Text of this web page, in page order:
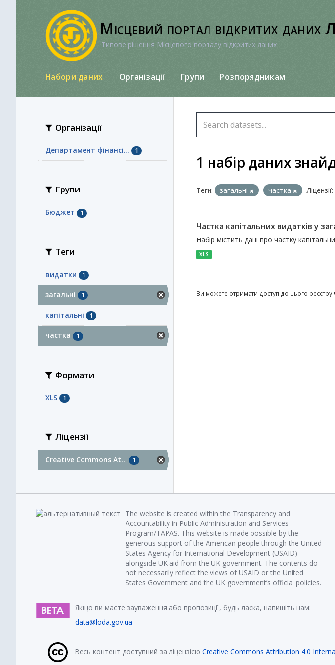
Місцевий портал відкритих даних
Типове рішення Місцевого порталу відкритих даних
Набори даних Організації Групи Розпорядникам
Організації
Департамент фінансі... 1
Групи
Бюджет 1
Теги
видатки 1
загальні 1
капітальні 1
частка 1
Формати
XLS 1
Ліцензії
Creative Commons At... 1
1 набір даних
Теги: загальні частка Ліцензії:
Частка капітальних видатків у
Набір містить дані про частку
XLS
Ви можете отримати доступ до цього реєстру
The website is created within the Transparency and
Accountability in Public Administration and Services
Program/TAPAS. This website is made possible by the
generous support of the American people through the United
States Agency for International Development (USAID)
alongside UK aid from the UK government. The contents do
not necessarily reflect the views of USAID or the United
States Government and the UK government’s official policies.
Якщо ви маєте зауваження або пропозиції, будь ласка, напишіть нам:
data@loda.gov.ua
Весь контент доступний за ліцензією Creative Commons Attribution 4.0